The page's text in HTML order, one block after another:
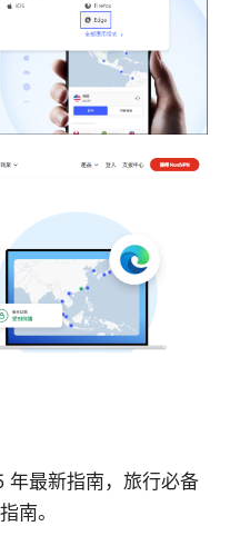
最新指南，旅行必备
南。